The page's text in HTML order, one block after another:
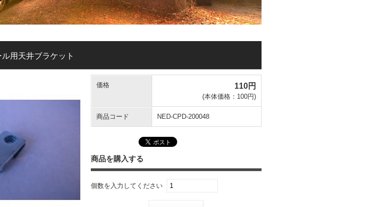
用天井ブラケット
価格 110円
(本体価格：100円)
商品コード NED-CPD-200048
商品を購入する
個数を入力してください